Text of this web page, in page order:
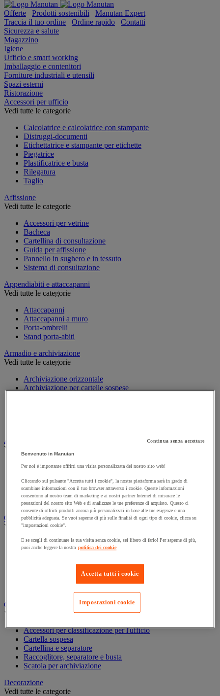
Offerte Prodotti sostenibili
Manutan Expert
Traccia il tuo ordine
Ordine rapido
Contatti
Sicurezza e salute
Magazzino
Igiene
Ufficio e smart working
Imballaggio e contenitori
Forniture industriali e utensili
Spazi esterni
Ristorazione
Accessori per ufficio
Vedi tutte le categorie
Calcolatrice e calcolatrice con stampante
Distruggi-documenti
Etichettatrice e stampante per etichette
Piegatrice
Plastificatrice e busta
Rilegatura
Taglio
Affissione
Vedi tutte le categorie
Accessori per vetrine
Bacheca
Cartellina di consultazione
Guida per affissione
Pannello in sughero e in tessuto
Sistema di consultazione
Appendiabiti e attaccapanni
Vedi tutte le categorie
Attaccapanni
Attaccapanni a muro
Porta-ombrelli
Stand porta-abiti
Armadio e archiviazione
Vedi tutte le categorie
Archiviazione orizzontale
Archiviazione per cartelle sospese
Audiovisivi
Vedi tutte le categorie
Attrezzature audio e Hi-Fi
Fotocamera, videocamera e binocolo
Insonorizzazione e registrazione professionali
Strumenti per proiezione e videoproiezione
Cancelleria e forniture per ufficio
Vedi tutte le categorie
Agenda, calendario e sottomano
Busta e smistamento della posta
Classificazione e archiviazione
Vedi tutte le categorie
Accessori per classificazione per l'ufficio
Cartella sospesa
Cartellina e separatore
Raccoglitore, separatore e busta
Scatola per archiviazione
Decorazione
Vedi tutte le categorie
Continua senza accettare
Benvenuto in Manutan
Per noi è importante offrirti una visita personalizzata del nostro sito web!
Cliccando sul pulsante "Accetta tutti i cookie", la nostra piattaforma sarà in grado di
scambiare informazioni con il tuo browser attraverso i cookie. Queste informazioni
consentono al nostro team di marketing e ai nostri partner Internet di misurare le
prestazioni del nostro sito Web e di analizzare le tue preferenze di acquisto. Questo ci
consente di offrirti prodotti ancora più personalizzati in base alle tue esigenze e una
pubblicità adeguata. Se vuoi saperne di più sulle finalità di ogni tipo di cookie, clicca su
"impostazioni cookie".
E se scegli di continuare la tua visita senza cookie, sei libero di farlo! Per saperne di più,
puoi anche leggere la nostra politica dei cookie
Accetta tutti i cookie
Impostazioni cookie